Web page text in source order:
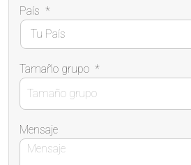
País *
Tamaño grupo *
Mensaje